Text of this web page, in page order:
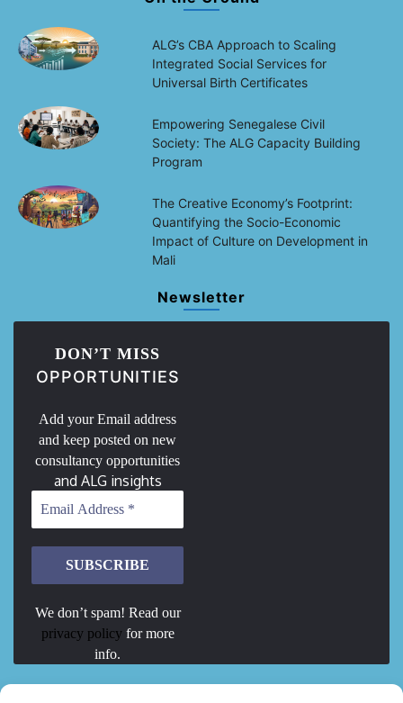
ALG’s CBA Approach to Scaling
Integrated Social Services for
Universal Birth Certificates
Empowering Senegalese Civil
Society: The ALG Capacity Building
Program
The Creative Economy’s Footprint:
Quantifying the Socio-Economic
Impact of Culture on Development in
Mali
Newsletter
DON’T MISS
OPPORTUNITIES
Add your Email address
and keep posted on new
consultancy opportunities
and ALG insights
We don’t spam! Read our
privacy policy for more
info.